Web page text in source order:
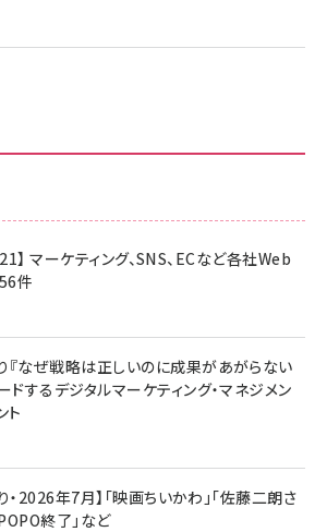
マーケティング、SNS、ECなど各社Web
件
『なぜ戦略は正しいのに成果があがらない
ドするデジタルマーケティング・マネジメン
ト
・2026年7月】「映画ちいかわ」「佐藤二朗さ
終了」など